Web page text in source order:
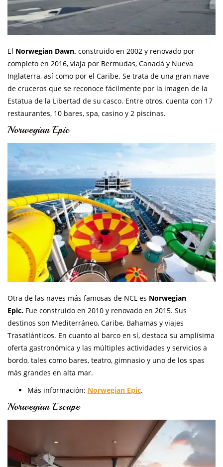
El Norwegian Dawn, construido en 2002 y renovado por
completo en 2016, viaja por Bermudas, Canadá y Nueva
Inglaterra, así como por el Caribe. Se trata de una gran nave
de cruceros que se reconoce fácilmente por la imagen de la
Estatua de la Libertad de su casco. Entre otros, cuenta con 17
restaurantes, 10 bares, spa, casino y 2 piscinas.
Norwegian Epic
Otra de las naves más famosas de NCL es Norwegian
Epic. Fue construido en 2010 y renovado en 2015. Sus
destinos son Mediterráneo, Caribe, Bahamas y viajes
Trasatlánticos. En cuanto al barco en sí, destaca su amplísima
oferta gastronómica y las múltiples actividades y servicios a
bordo, tales como bares, teatro, gimnasio y uno de los spas
más grandes en alta mar.
Más información: Norwegian Epic.
Norwegian Escape